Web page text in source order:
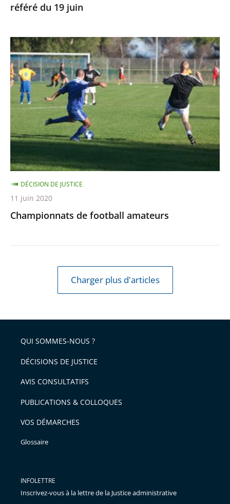
référé du 19 juin
Championnats
de
football
amateurs
Championnats de football amateurs
DÉCISION DE JUSTICE
11 juin 2020
Charger plus d'articles
QUI SOMMES-NOUS ?
DÉCISIONS DE JUSTICE
AVIS CONSULTATIFS
PUBLICATIONS & COLLOQUES
VOS DÉMARCHES
Glossaire
INFOLETTRE
Inscrivez-vous à la lettre de la Justice administrative